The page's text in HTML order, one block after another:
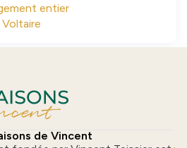
entier
Voltaire
de Vincent